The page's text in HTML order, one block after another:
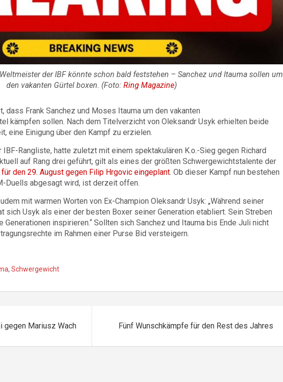
der IBF könnte schon bald feststehen – Sanchez und Itauma sollen um
den vakanten Gürtel boxen. (Foto: Ring Magazine)
dass Frank Sanchez und Moses Itauma um den vakanten
kämpfen sollen. Nach dem Titelverzicht von Oleksandr Usyk erhielten beide
eine Einigung über den Kampf zu erzielen.
IBF-Rangliste, hatte zuletzt mit einem spektakulären K.o.-Sieg gegen Richard
auf Rang drei geführt, gilt als eines der größten Schwergewichtstalente der
für den 29. August gegen Filip Hrgovic eingeplant. Ob dieser Kampf nun bestehen
Duells abgesagt wird, ist derzeit offen.
mit warmen Worten von Ex-Champion Oleksandr Usyk: „Während seiner
sich Usyk als einer der besten Boxer seiner Generation etabliert. Sein Streben
inspirieren.“ Sollten sich Sanchez und Itauma bis Ende Juli nicht
im Rahmen einer Purse Bid versteigern.
, Schwergewicht
gegen Mariusz Wach Fünf Wunschkämpfe für den Rest des Jahres